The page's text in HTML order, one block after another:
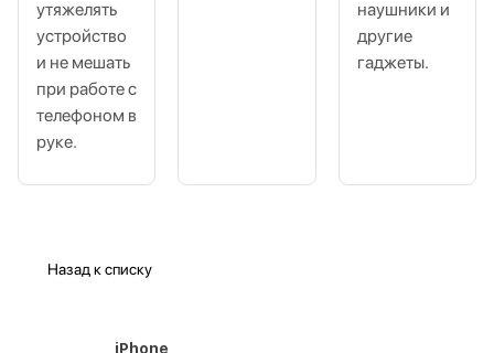
утяжелять
устройство
и не мешать
при работе с
телефоном в
руке.
наушники и
другие
гаджеты.
Назад к списку
iPhone